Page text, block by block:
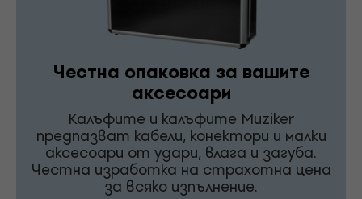
Честна опаковка за вашите
аксесоари
Калъфите и калъфите Muziker
предпазват кабели, конектори и малки
аксесоари от удари, влага и загуба.
Честна изработка на страхотна цена
за всяко изпълнение.